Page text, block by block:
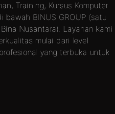
Training, Kursus Komputer
bawah BINUS GROUP (satu
Nusantara). Layanan kami
mulai dari level
yang terbuka untuk